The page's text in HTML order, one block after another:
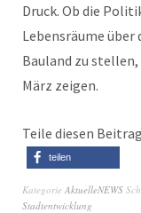
Druck. Ob die
Lebensräume
Bauland zu stellen,
März zeigen.
Teile diesen
teilen
Kategorie AktuelleNEWS
Stadtentwicklung